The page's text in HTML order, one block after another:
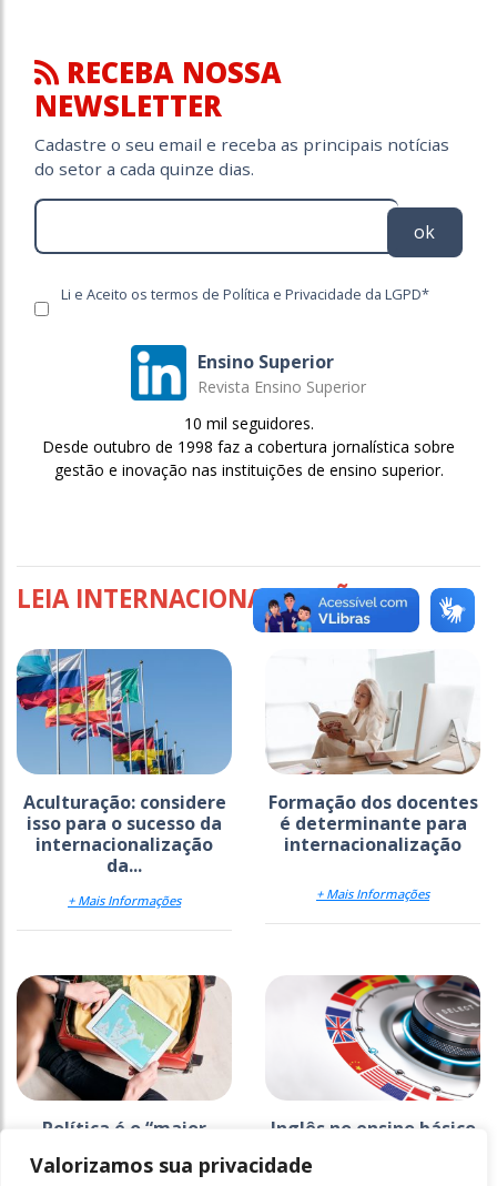
Valorizamos sua privacidade
RECEBA NOSSA
NEWSLETTER
Cadastre o seu email e receba as principais notícias
do setor a cada quinze dias.
ok
Li e Aceito os termos de Política e Privacidade da LGPD*
Ensino Superior
Revista Ensino Superior
10 mil seguidores.
Desde outubro de 1998 faz a cobertura jornalística sobre
gestão e inovação nas instituições de ensino superior.
LEIA INTERNACIONALIZAÇÃO
Aculturação: considere
isso para o sucesso da
internacionalização
da...
+ Mais Informações
Formação dos docentes
é determinante para
internacionalização
+ Mais Informações
Política é o “maior
estudantes
Inglês no ensino básico
internacionalização do